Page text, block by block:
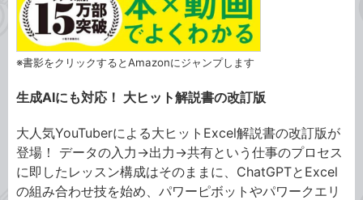
※書影をクリックするとAmazonにジャンプします
⽣成AIにも対応！ ⼤ヒット解説書の改訂版
⼤⼈気YouTuberによる⼤ヒットExcel解説書の改訂版が
登場！ データの⼊⼒→出⼒→共有という仕事のプロセス
に即したレッスン構成はそのままに、ChatGPTとExcel
の組み合わせ技を始め、パワーピボットやパワークエリ